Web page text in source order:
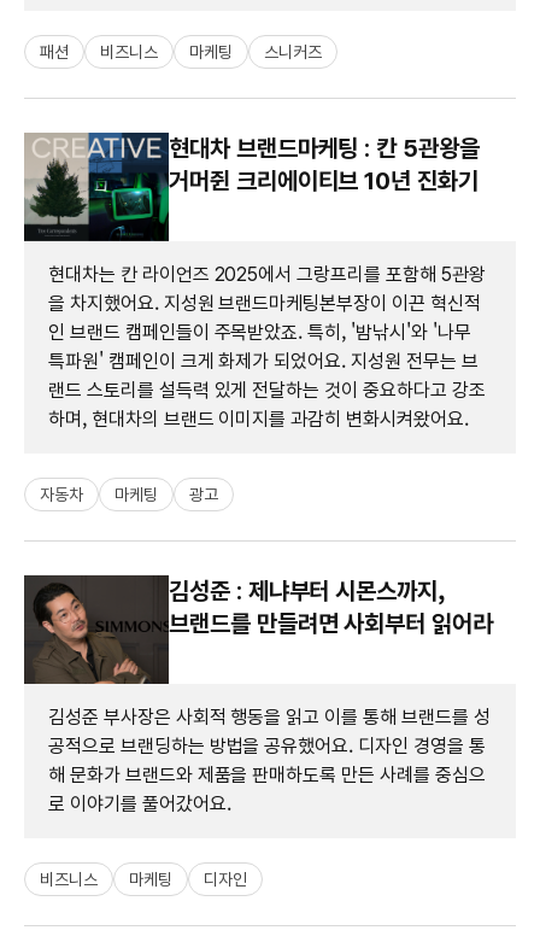
패션 비즈니스 마케팅 스니커즈
현대차 브랜드마케팅 : 칸 5관왕을
거머쥔 크리에이티브 10년 진화기
현대차는 칸 라이언즈 2025에서 그랑프리를 포함해 5관왕
을 차지했어요. 지성원 브랜드마케팅본부장이 이끈 혁신적
인 브랜드 캠페인들이 주목받았죠. 특히, '밤낚시'와 '나무
특파원' 캠페인이 크게 화제가 되었어요. 지성원 전무는 브
랜드 스토리를 설득력 있게 전달하는 것이 중요하다고 강조
하며, 현대차의 브랜드 이미지를 과감히 변화시켜왔어요.
자동차 마케팅 광고
김성준 : 제냐부터 시몬스까지,
브랜드를 만들려면 사회부터 읽어라
김성준 부사장은 사회적 행동을 읽고 이를 통해 브랜드를 성
공적으로 브랜딩하는 방법을 공유했어요. 디자인 경영을 통
해 문화가 브랜드와 제품을 판매하도록 만든 사례를 중심으
로 이야기를 풀어갔어요.
비즈니스 마케팅 디자인